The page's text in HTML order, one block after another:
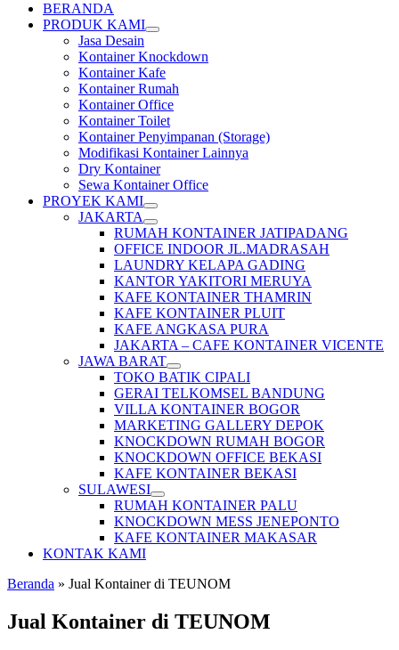
BERANDA
PRODUK KAMI
Jasa Desain
Kontainer Knockdown
Kontainer Kafe
Kontainer Rumah
Kontainer Office
Kontainer Toilet
Kontainer Penyimpanan (Storage)
Modifikasi Kontainer Lainnya
Dry Kontainer
Sewa Kontainer Office
PROYEK KAMI
JAKARTA
RUMAH KONTAINER JATIPADANG
OFFICE INDOOR JL.MADRASAH
LAUNDRY KELAPA GADING
KANTOR YAKITORI MERUYA
KAFE KONTAINER THAMRIN
KAFE KONTAINER PLUIT
KAFE ANGKASA PURA
JAKARTA – CAFE KONTAINER VICENTE
JAWA BARAT
TOKO BATIK CIPALI
GERAI TELKOMSEL BANDUNG
VILLA KONTAINER BOGOR
MARKETING GALLERY DEPOK
KNOCKDOWN RUMAH BOGOR
KNOCKDOWN OFFICE BEKASI
KAFE KONTAINER BEKASI
SULAWESI
RUMAH KONTAINER PALU
KNOCKDOWN MESS JENEPONTO
KAFE KONTAINER MAKASAR
KONTAK KAMI
Beranda » Jual Kontainer di TEUNOM
Jual Kontainer di TEUNOM